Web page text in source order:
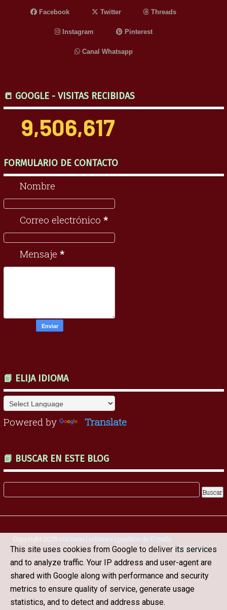
Facebook Twitter Threads
Instagram Pinterest
Canal Whatsapp
📒 GOOGLE - VISITAS RECIBIDAS
9,506,617
FORMULARIO DE CONTACTO
Nombre
Correo electrónico *
Mensaje *
📗 ELIJA IDIOMA
Powered by Translate
📗 BUSCAR EN ESTE BLOG
Copyright 2025 curioson | refranes | pueblos de España
Designed byOddThemes
This site uses cookies from Google to deliver its services
and to analyze traffic. Your IP address and user-agent are
shared with Google along with performance and security
metrics to ensure quality of service, generate usage
statistics, and to detect and address abuse.